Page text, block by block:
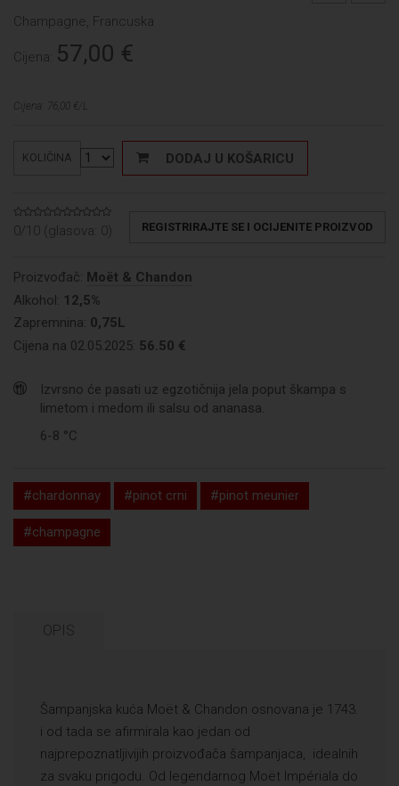
Champagne, Francuska
Cijena: 57,00 €
Cijena: 76,00 €/L
KOLIČINA DODAJ U KOŠARICU
0/10 (glasova: 0) REGISTRIRAJTE SE I OCIJENITE PROIZVOD
Proizvođač: Moët & Chandon
Alkohol: 12,5%
Zapremnina: 0,75L
Cijena na 02.05.2025: 56.50 €
Izvrsno će pasati uz egzotičnija jela poput škampa s
limetom i medom ili salsu od ananasa.
6-8 °C
#chardonnay #pinot crni #pinot meunier
#champagne
OPIS
Šampanjska kuća Moët & Chandon osnovana je 1743.
i od tada se afirmirala kao jedan od
najprepoznatljivijih proizvođača šampanjaca, idealnih
za svaku prigodu. Od legendarnog Moët Impériala do